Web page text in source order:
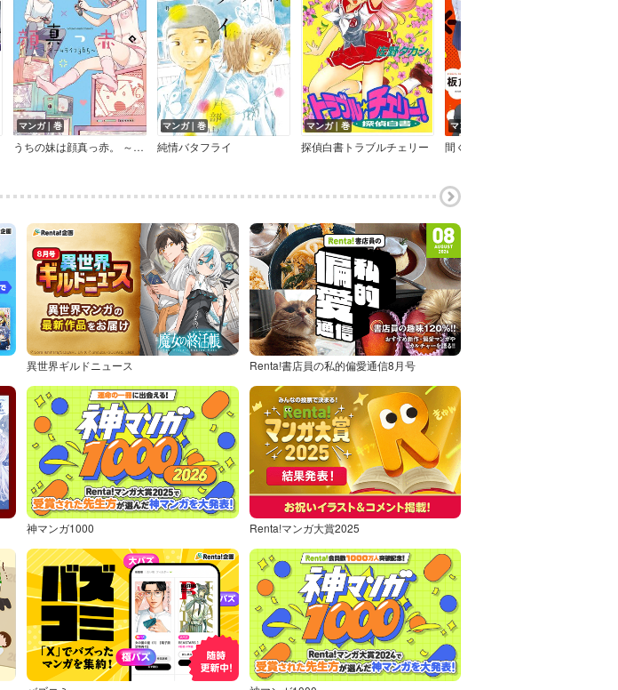
マンガ｜巻
うちの妹は顔真っ赤。 ～ゲームライフ365～
マンガ｜巻
純情バタフライ
マンガ｜巻
探偵白書トラブルチェリー
マンガ｜巻
間くんは選べない
異世界ギルドニュース Renta!書店員の私的偏愛通信8月号
神マンガ1000 Renta!マンガ大賞2025